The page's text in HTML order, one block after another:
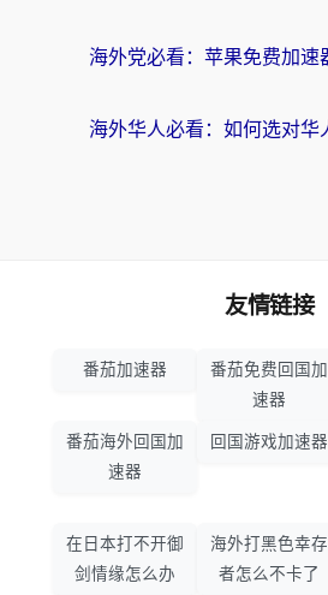
友情链接
番茄加速器
番茄免费回国加
速器
番茄海外回国加
速器
回国游戏加速器
在日本打不开御
剑情缘怎么办
海外打黑色幸存
者怎么不卡了